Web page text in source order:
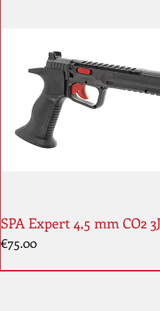
SPA Expert 4,5 mm CO2 3J
Price
€75.00